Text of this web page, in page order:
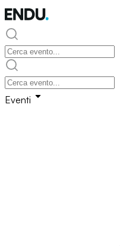
Eventi